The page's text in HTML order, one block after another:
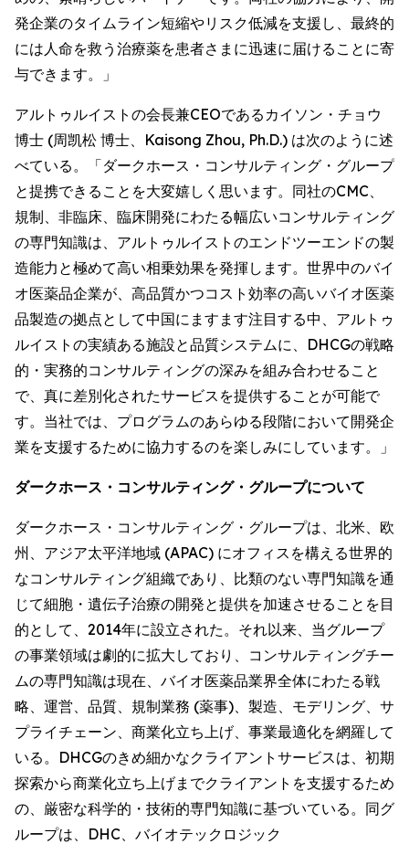
発企業のタイムライン短縮やリスク低減を支援し、最終的
には人命を救う治療薬を患者さまに迅速に届けることに寄
与できます。」
アルトゥルイストの会長兼CEOであるカイソン・チョウ
博士 (周凯松 博士、Kaisong Zhou, Ph.D.) は次のように述
べている。「ダークホース・コンサルティング・グループ
と提携できることを大変嬉しく思います。同社のCMC、
規制、非臨床、臨床開発にわたる幅広いコンサルティング
の専門知識は、アルトゥルイストのエンドツーエンドの製
造能力と極めて高い相乗効果を発揮します。世界中のバイ
オ医薬品企業が、高品質かつコスト効率の高いバイオ医薬
品製造の拠点として中国にますます注目する中、アルトゥ
ルイストの実績ある施設と品質システムに、DHCGの戦略
的・実務的コンサルティングの深みを組み合わせること
で、真に差別化されたサービスを提供することが可能で
す。当社では、プログラムのあらゆる段階において開発企
業を支援するために協力するのを楽しみにしています。」
ダークホース・コンサルティング・グループについて
ダークホース・コンサルティング・グループは、北米、欧
州、アジア太平洋地域 (APAC) にオフィスを構える世界的
なコンサルティング組織であり、比類のない専門知識を通
じて細胞・遺伝子治療の開発と提供を加速させることを目
的として、2014年に設立された。それ以来、当グループ
の事業領域は劇的に拡大しており、コンサルティングチー
ムの専門知識は現在、バイオ医薬品業界全体にわたる戦
略、運営、品質、規制業務 (薬事)、製造、モデリング、サ
プライチェーン、商業化立ち上げ、事業最適化を網羅して
いる。DHCGのきめ細かなクライアントサービスは、初期
探索から商業化立ち上げまでクライアントを支援するため
の、厳密な科学的・技術的専門知識に基づいている。同グ
ループは、DHC、バイオテックロジック